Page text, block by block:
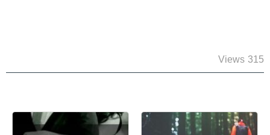
315 Views